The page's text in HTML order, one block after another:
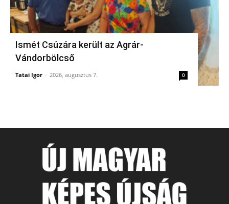
Ismét Csúzára került az Agrár-
Vándorbölcső
Tatai Igor - 2026, augusztus 7. 0